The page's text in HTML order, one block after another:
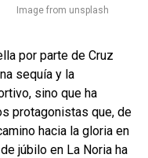
Image from unsplash
por parte de Cruz
sequía y la
sino que ha
protagonistas que, de
hacia la gloria en
júbilo en La Noria ha